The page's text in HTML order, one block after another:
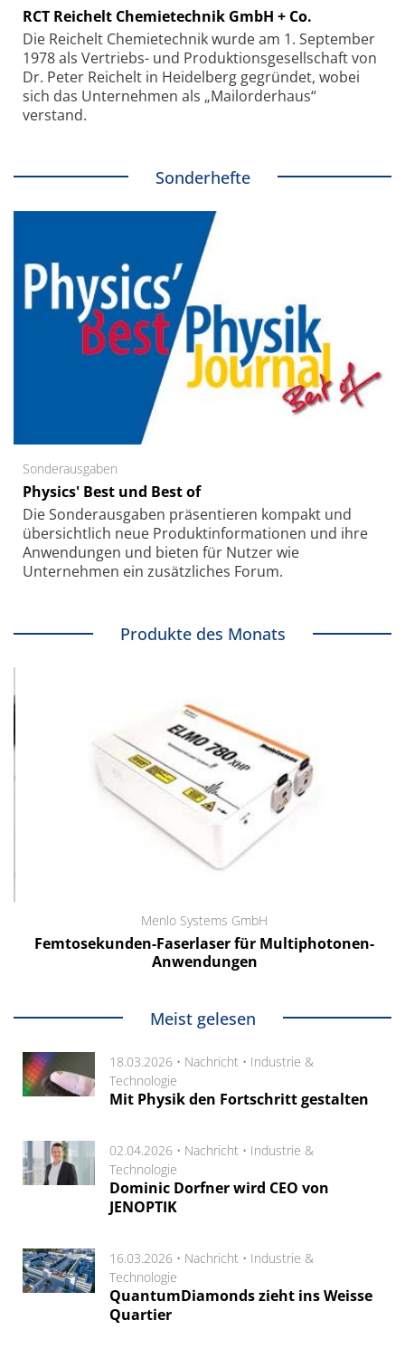
RCT Reichelt Chemietechnik GmbH + Co.
Die Reichelt Chemietechnik wurde am 1. September
1978 als Vertriebs- und Produktionsgesellschaft von
Dr. Peter Reichelt in Heidelberg gegründet, wobei
sich das Unternehmen als „Mailorderhaus“
verstand.
Sonderhefte
Sonderausgaben
Physics' Best und Best of
Die Sonder­ausgaben präsentieren kompakt und
übersichtlich neue Produkt­informationen und ihre
Anwendungen und bieten für Nutzer wie
Unternehmen ein zusätzliches Forum.
Produkte des Monats
Menlo Systems GmbH
Femtosekunden-Faserlaser für Multiphotonen-
Anwendungen
Meist gelesen
18.03.2026 • Nachricht • Industrie &
Technologie
Mit Physik den Fortschritt gestalten
02.04.2026 • Nachricht • Industrie &
Technologie
Dominic Dorfner wird CEO von
JENOPTIK
16.03.2026 • Nachricht • Industrie &
Technologie
QuantumDiamonds zieht ins Weisse
Quartier